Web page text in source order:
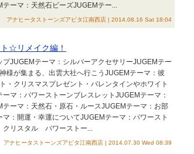
ーマ：天然石ビーズJUGEMテー...
アナヒータストーンズアピタ江南西店 | 2014.08.16 Sat 18:04
☆リメイク編！
JUGEMテーマ：シルバーアクセサリーJUGEMテー
様が集まる、出雲大社へ行こうJUGEMテーマ：彼
・クリスマスプレゼント・バレンタインやホワイト
マ：パワーストーンブレスレットJUGEMテーマ：
ーマ：天然石・原石・ルースJUGEMテーマ：お部
：開運・幸運についてJUGEMテーマ：パワースト
リスタル パワーストー...
アナヒータストーンズアピタ江南西店 | 2014.07.30 Wed 08:39